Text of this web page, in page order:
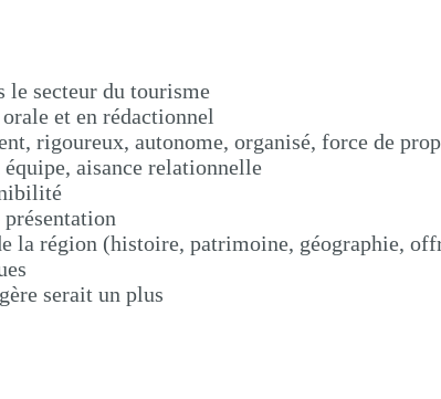
le secteur du tourisme
et en rédactionnel
rigoureux, autonome, organisé, force de
aisance relationnelle
la région (histoire, patrimoine, géographie,
serait un plus